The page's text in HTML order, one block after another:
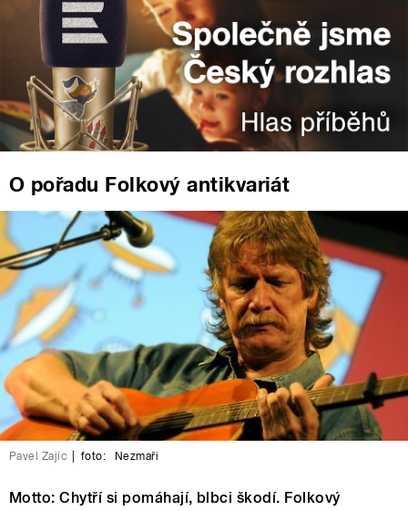
O pořadu Folkový antikvariát
Pavel Zajíc foto: Nezmaři
Motto: Chytří si pomáhají, blbci škodí. Folkový